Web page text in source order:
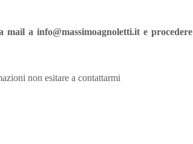
a info@massimoagnoletti.it e procedere
non esitare a contattarmi